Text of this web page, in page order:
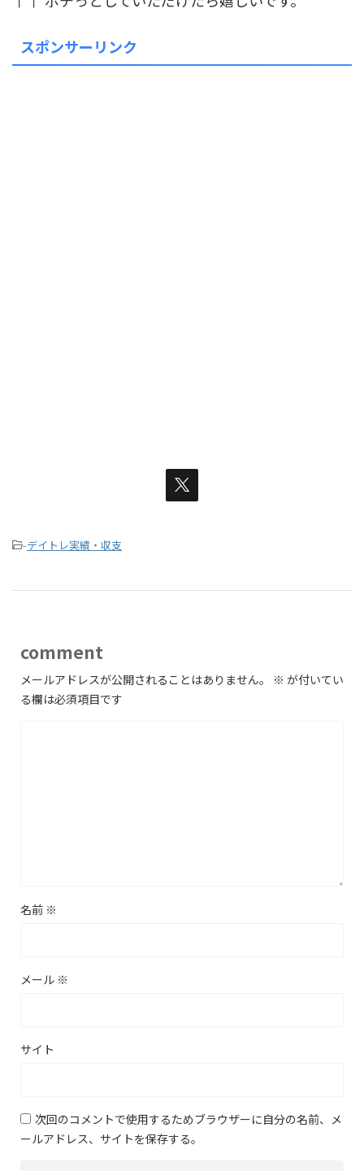
スポンサーリンク
-デイトレ実績・収支
comment
メールアドレスが公開されることはありません。 ※ が付いてい
る欄は必須項目です
名前 ※
メール ※
サイト
次回のコメントで使用するためブラウザーに自分の名前、メ
ールアドレス、サイトを保存する。